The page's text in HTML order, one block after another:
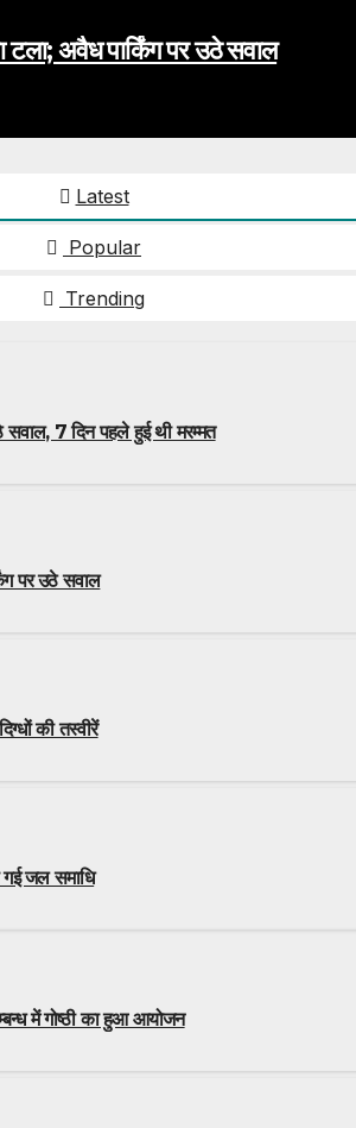
टला; अवैध पार्किंग पर उठे सवाल
Latest
Popular
Trending
7 दिन पहले हुई थी मरम्मत
पर उठे सवाल
की तस्वीरें
गई जल समाधि
में गोष्ठी का हुआ आयोजन